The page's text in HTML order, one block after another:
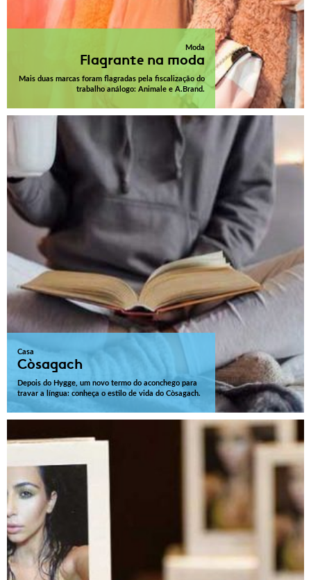
Moda
Flagrante na moda
Mais duas marcas foram flagradas pela fiscalização do
trabalho análogo: Animale e A.Brand.
Casa
Còsagach
Depois do Hygge, um novo termo do aconchego para
travar a língua: conheça o estilo de vida do Còsagach.